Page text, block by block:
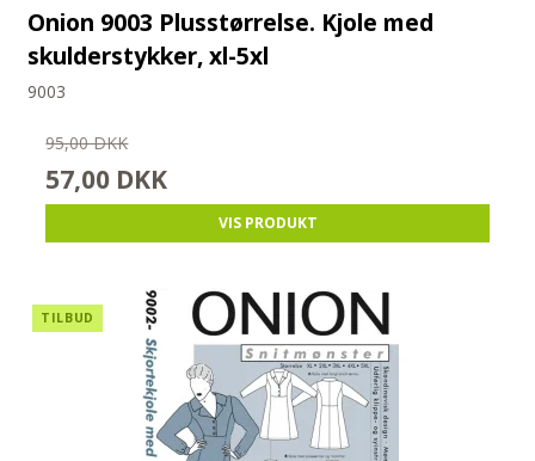
Onion 9003 Plusstørrelse. Kjole med
skulderstykker, xl-5xl
9003
95,00 DKK
57,00 DKK
VIS PRODUKT
TILBUD